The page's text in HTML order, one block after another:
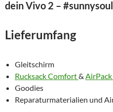
dein Vivo 2 –
Lieferumfang
Gleitschirm
Rucksack Comfort&
Goodies
Reparaturmaterialien und